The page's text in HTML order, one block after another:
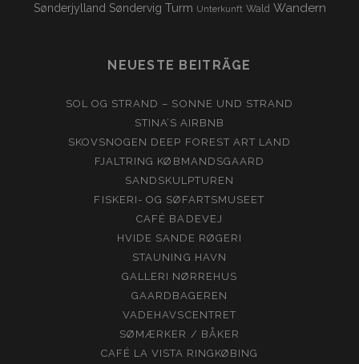
Sønderjylland Søndervig Turm Unterkunft Wald Wandern
NEUESTE BEITRÄGE
SOL OG STRAND – SONNE UND STRAND
STINA’S AIRBNB
SKOVSNOGEN DEEP FOREST ART LAND
FJALTRING KØBMANDSGAARD
SANDSKULPTUREN
FISKERI- OG SØFARTSMUSEET
CAFÉ BADEVEJ
HVIDE SANDE RØGERI
STAUNING HAVN
GALLERI NØRREHUS
GAARDBAGEREN
VADEHAVSCENTRET
SØMÆRKER / BÅKER
CAFÉ LA VISTA RINGKØBING